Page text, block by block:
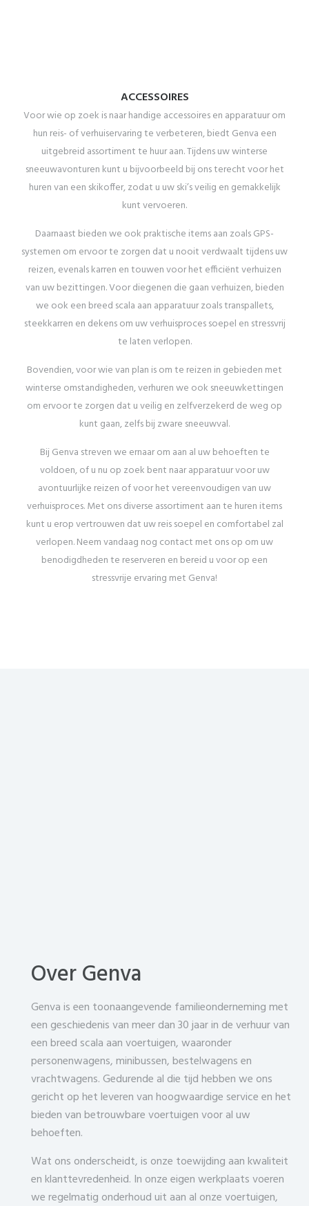
ACCESSOIRES
Voor wie op zoek is naar handige accessoires en apparatuur om
hun reis- of verhuiservaring te verbeteren, biedt Genva een
uitgebreid assortiment te huur aan. Tijdens uw winterse
sneeuwavonturen kunt u bijvoorbeeld bij ons terecht voor het
huren van een skikoffer, zodat u uw ski’s veilig en gemakkelijk
kunt vervoeren.
Daarnaast bieden we ook praktische items aan zoals GPS-
systemen om ervoor te zorgen dat u nooit verdwaalt tijdens uw
reizen, evenals karren en touwen voor het efficiënt verhuizen
van uw bezittingen. Voor diegenen die gaan verhuizen, bieden
we ook een breed scala aan apparatuur zoals transpallets,
steekkarren en dekens om uw verhuisproces soepel en stressvrij
te laten verlopen.
Bovendien, voor wie van plan is om te reizen in gebieden met
winterse omstandigheden, verhuren we ook sneeuwkettingen
om ervoor te zorgen dat u veilig en zelfverzekerd de weg op
kunt gaan, zelfs bij zware sneeuwval.
Bij Genva streven we ernaar om aan al uw behoeften te
voldoen, of u nu op zoek bent naar apparatuur voor uw
avontuurlijke reizen of voor het vereenvoudigen van uw
verhuisproces. Met ons diverse assortiment aan te huren items
kunt u erop vertrouwen dat uw reis soepel en comfortabel zal
verlopen. Neem vandaag nog contact met ons op om uw
benodigdheden te reserveren en bereid u voor op een
stressvrije ervaring met Genva!
Over Genva
Genva is een toonaangevende familieonderneming met
een geschiedenis van meer dan 30 jaar in de verhuur van
een breed scala aan voertuigen, waaronder
personenwagens, minibussen, bestelwagens en
vrachtwagens. Gedurende al die tijd hebben we ons
gericht op het leveren van hoogwaardige service en het
bieden van betrouwbare voertuigen voor al uw
behoeften.
Wat ons onderscheidt, is onze toewijding aan kwaliteit
en klanttevredenheid. In onze eigen werkplaats voeren
we regelmatig onderhoud uit aan al onze voertuigen,